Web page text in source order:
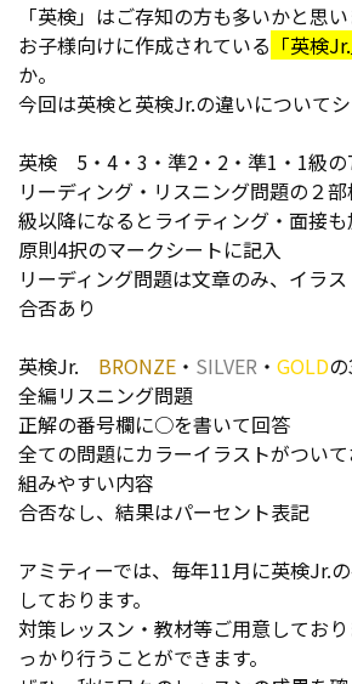
「英検」はご存知の方も多いかと思い
お子様向けに作成されている 「英検Jr.
か。
今回は英検と英検Jr.の違いについてシ
英検 5・4・3・準2・2・準1・1級の
リーディング・リスニング問題の２
級以降になるとライティング・面接も
原則4択のマークシートに記入
リーディング問題は文章のみ、イラス
合否あり
英検Jr. BRONZE ・ SILVER ・ GOLD
全編リスニング問題
正解の番号欄に○を書いて回答
全ての問題にカラーイラストがつい
組みやすい内容
合否なし、結果はパーセント表記
アミティーでは、毎年11月に英検Jr.
しております。
対策レッスン・教材等ご用意してお
っかり行うことができます。